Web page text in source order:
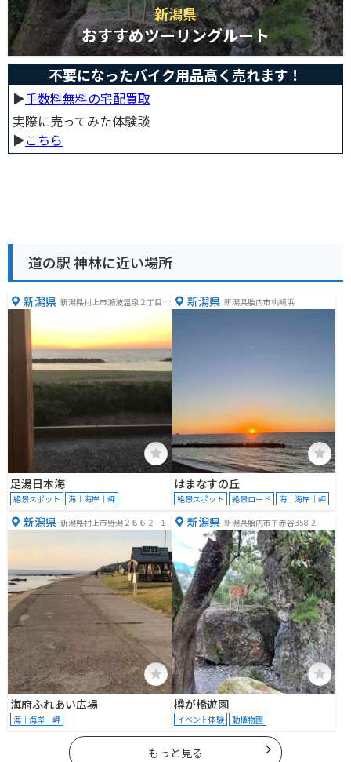
新潟県
おすすめツーリングルート
不要になったバイク用品高く売れます！
▶︎手数料無料の宅配買取
実際に売ってみた体験談
▶︎こちら
道の駅 神林に近い場所
新潟県 新潟県村上市瀬波温泉２丁目１
足湯日本海
絶景スポット 海｜海岸｜岬
新潟県 新潟県胎内市桃崎浜
はまなすの丘
絶景スポット 絶景ロード 海｜海岸｜岬
新潟県 新潟県村上市野潟２６６２−１
海府ふれあい広場
海｜海岸｜岬
新潟県 新潟県胎内市下赤谷358-2
樽が橋遊園
イベント体験 動植物園
もっと見る